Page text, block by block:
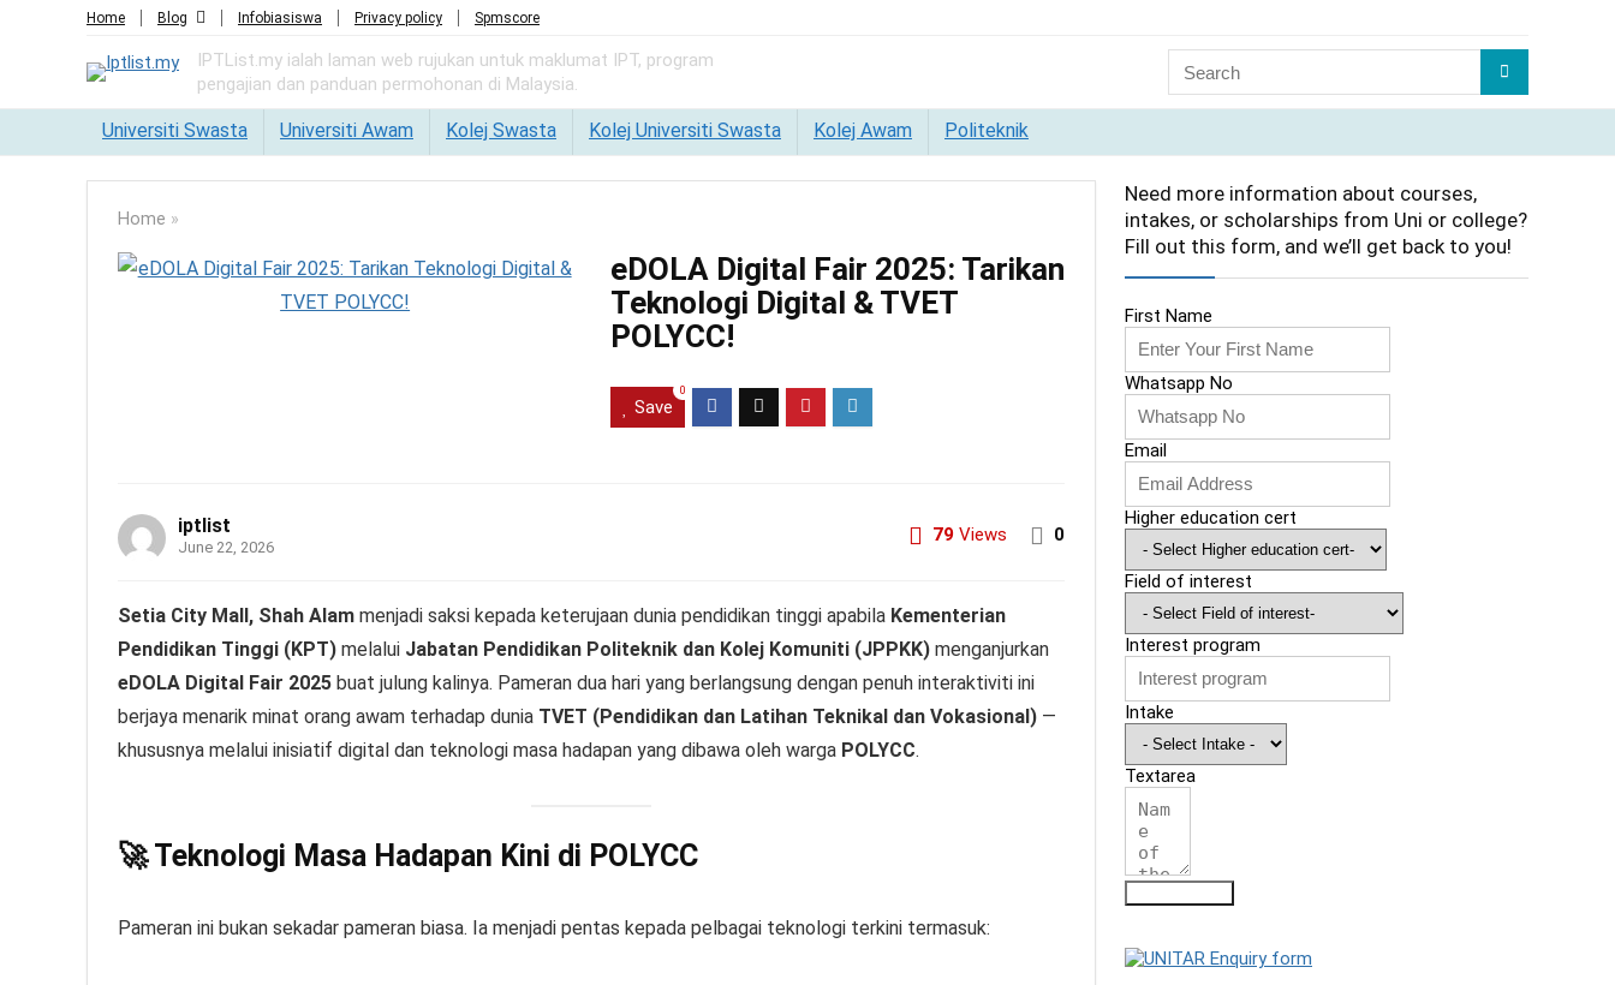
Home Blog Infobiasiswa Privacy policy Spmscore
IPTList.my ialah laman web rujukan untuk maklumat IPT, program
pengajian dan panduan permohonan di Malaysia.
Universiti Swasta Universiti Awam Kolej Swasta Kolej Universiti Swasta Kolej Awam Politeknik
Home »
eDOLA Digital Fair 2025: Tarikan
Teknologi Digital & TVET
POLYCC!
Save
0
iptlist
June 22, 2026
79 Views 0
Setia City Mall, Shah Alam menjadi saksi kepada keterujaan dunia pendidikan tinggi apabila Kementerian
Pendidikan Tinggi (KPT) melalui Jabatan Pendidikan Politeknik dan Kolej Komuniti (JPPKK) menganjurkan
eDOLA Digital Fair 2025 buat julung kalinya. Pameran dua hari yang berlangsung dengan penuh interaktiviti ini
berjaya menarik minat orang awam terhadap dunia TVET (Pendidikan dan Latihan Teknikal dan Vokasional) —
khususnya melalui inisiatif digital dan teknologi masa hadapan yang dibawa oleh warga POLYCC.
🚀 Teknologi Masa Hadapan Kini di POLYCC
Pameran ini bukan sekadar pameran biasa. Ia menjadi pentas kepada pelbagai teknologi terkini termasuk:
Need more information about courses,
intakes, or scholarships from Uni or college?
Fill out this form, and we’ll get back to you!
First Name
Whatsapp No
Email
Higher education cert
Field of interest
Interest program
Intake
Textarea